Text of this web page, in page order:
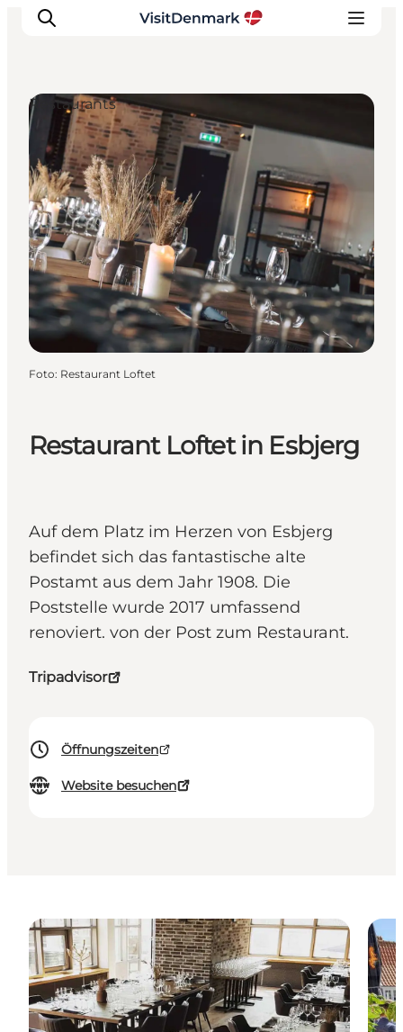
Inspiration
Regionen
Erlebnisse
Unterkünfte
Reiseplanung
Restaurant Loftet in Esbjerg
Auf dem Platz im Herzen von Esbjerg
befindet sich das fantastische alte
Postamt aus dem Jahr 1908. Die
Poststelle wurde 2017 umfassend
renoviert. von der Post zum Restaurant.
Tripadvisor
Öffnungszeiten
Website besuchen
Restaurants
Foto: Restaurant Loftet